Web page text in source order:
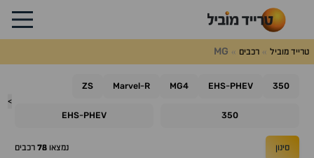
טרייד מוביל רכבים MG
>
350
EHS-PHEV
MG4
Marvel-R
ZS
350
EHS-PHEV
סינון נמצאו 78 רכבים